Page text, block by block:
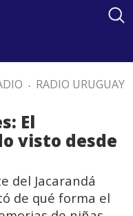
. RADIO URUGUAY
El
visto desde
del Jacarandá
de qué forma el